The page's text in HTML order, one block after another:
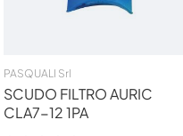
PASQUALI Srl
SCUDO FILTRO AURIC
CLA7-12 1PA